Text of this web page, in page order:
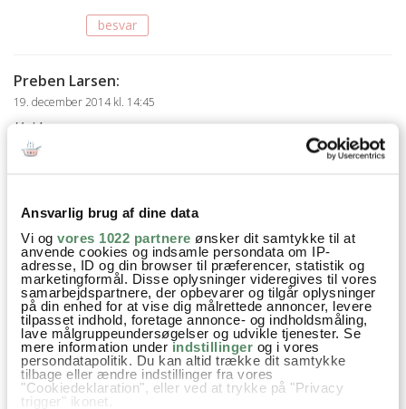
Ansvarlig brug af dine data
Vi og vores 1022 partnere ønsker dit samtykke til at
anvende cookies og indsamle persondata om IP-
adresse, ID og din browser til præferencer, statistik og
marketingformål. Disse oplysninger videregives til vores
samarbejdspartnere, der opbevarer og tilgår oplysninger
på din enhed for at vise dig målrettede annoncer, levere
tilpasset indhold, foretage annonce- og indholdsmåling,
lave målgruppeundersøgelser og udvikle tjenester. Se
mere information underindstillinger og i vores
persondatapolitik. Du kan altid trække dit samtykke
tilbage eller ændre indstillinger fra vores
"Cookiedeklaration", eller ved at trykke på "Privacy
trigger" ikonet.
besvar
Preben Larsen:
19. december 2014 kl. 14:45
Hej !
Jeg elsker fugle og vil gerne give dem mad .
hænges op , glad var jeg , indtil næste morgen , da lå det
hele nede på jorden
de blev bløde i varmen og regnen ,øv øv øv ,der skal noget
andet in –
de i hjerterne , så den kan blive hængende .
Rigtig god jul .
Hilsen Preben .
besvar